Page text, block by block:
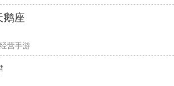
鹅座
营手游